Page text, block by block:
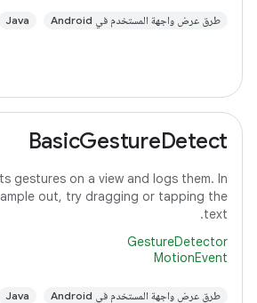
طرق عرض واجهة المستخدم في Android Java
BasicGestureDetect
gestures on a view and logs them. In
out, try dragging or tapping the
text.
GestureDetector
MotionEvent
طرق عرض واجهة المستخدم في Android Java